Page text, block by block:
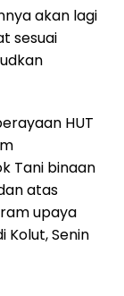
akan lagi
sesuai
HUT
Tani binaan
atas
upaya
Kolut, Senin